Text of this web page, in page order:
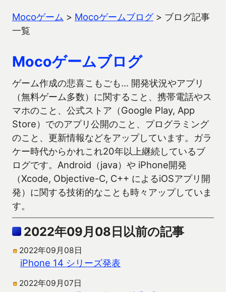
Mocoゲーム > Mocoゲームブログ> ブログ記事
一覧
Mocoゲームブログ
ゲーム作成の悲喜こもごも… 開発状況やアプリ
（無料ゲーム多数）に関すること、携帯電話やス
マホのこと、公式ストア（Google Play, App
Store）でのアプリ公開のこと、プログラミング
のこと、更新情報などをアップしています。ガラ
ケー時代からかれこれ20年以上継続しているブ
ログです。Android（java）や iPhone開発
（Xcode, Objective-C, C++ によるiOSアプリ開
発）に関する技術的なことも時々アップしていま
す。
2022年09月08日以前の記事
2022年09月08日
iPhone 14 シリーズ発表
2022年09月07日